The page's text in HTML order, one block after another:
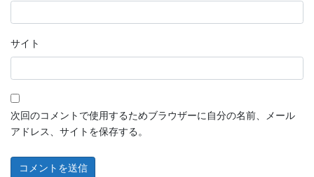
サイト
次回のコメントで使用するためブラウザーに自分の名前、メール
アドレス、サイトを保存する。